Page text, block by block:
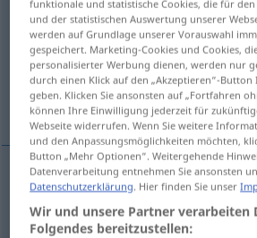
absichtlich
Übersicht aller Übersetzungen
(Für mehr Details die Übersetzung
opzettelijk
opzettelijk absichtlich
funktionale und statistische Cookies, die für
und der statistischen Auswertung unserer
werden auf Grundlage unserer Vorauswahl
gespeichert. Marketing-Cookies und Cookies,
personalisierter Werbung dienen, werden nur
durch einen Klick auf den „Akzeptieren“-
geben. Klicken Sie ansonsten auf „Fortfahren
können Ihre Einwilligung jederzeit für
Webseite widerrufen. Wenn Sie weitere
und den Anpassungsmöglichkeiten möchten,
Button „Mehr Optionen“. Weitergehende
Datenverarbeitung entnehmen Sie ansonsten
Datenschutzerklärung. Hier finden Sie unser
Wir und unsere Partner verarbeiten
Folgendes bereitzustellen: